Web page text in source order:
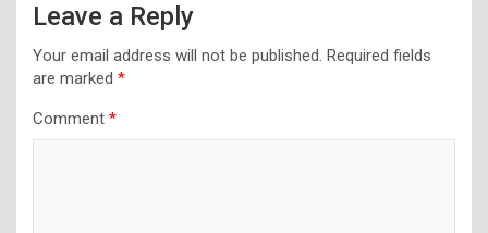
Leave a Reply
Your email address will not be published. Required fields
are marked *
Comment *